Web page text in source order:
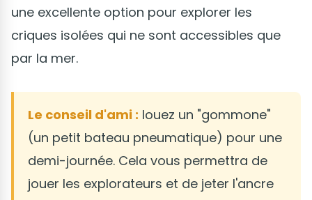
une excellente option pour explorer les
criques isolées qui ne sont accessibles que
par la mer.
Le conseil d'ami : louez un "gommone"
(un petit bateau pneumatique) pour une
demi-journée. Cela vous permettra de
jouer les explorateurs et de jeter l'ancre